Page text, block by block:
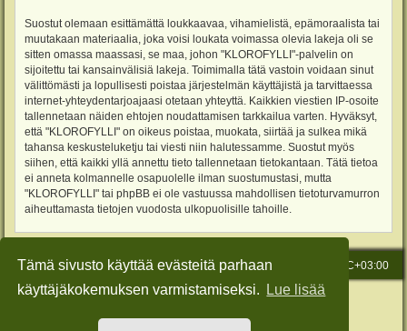
Tämä sivusto käyttää evästeitä parhaan
käyttäjäkokemuksen varmistamiseksi.
Lue lisää
Suostut olemaan esittämättä loukkaavaa, vihamielistä, epämoraalista tai
muutakaan materiaalia, joka voisi loukata voimassa olevia lakeja oli se
sitten omassa maassasi, se maa, johon "KLOROFYLLI"-palvelin on
sijoitettu tai kansainvälisiä lakeja. Toimimalla tätä vastoin voidaan sinut
välittömästi ja lopullisesti poistaa järjestelmän käyttäjistä ja tarvittaessa
internet-yhteydentarjoajaasi otetaan yhteyttä. Kaikkien viestien IP-osoite
tallennetaan näiden ehtojen noudattamisen tarkkailua varten. Hyväksyt,
että "KLOROFYLLI" on oikeus poistaa, muokata, siirtää ja sulkea mikä
tahansa keskusteluketju tai viesti niin halutessamme. Suostut myös
siihen, että kaikki yllä annettu tieto tallennetaan tietokantaan. Tätä tietoa
ei anneta kolmannelle osapuolelle ilman suostumustasi, mutta
"KLOROFYLLI" tai phpBB ei ole vastuussa mahdollisen tietoturvamurron
aiheuttamasta tietojen vuodosta ulkopuolisille tahoille.
Etusivu Kaikki ajat ovat UTC+03:00
Viesti Ylläpidolle
Keskustelufoorumin ohjelmistophpBB® Forum Software © phpBB Limited